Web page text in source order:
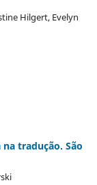
Hilgert, Evelyn
na tradução. São